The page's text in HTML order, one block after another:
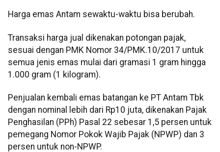
Harga emas Antam sewaktu-waktu bisa berubah.
Transaksi harga jual dikenakan potongan pajak,
sesuai dengan PMK Nomor 34/PMK.10/2017 untuk
semua jenis emas mulai dari gramasi 1 gram hingga
1.000 gram (1 kilogram).
Penjualan kembali emas batangan ke PT Antam Tbk
dengan nominal lebih dari Rp10 juta, dikenakan Pajak
Penghasilan (PPh) Pasal 22 sebesar 1,5 persen untuk
pemegang Nomor Pokok Wajib Pajak (NPWP) dan 3
persen untuk non-NPWP.